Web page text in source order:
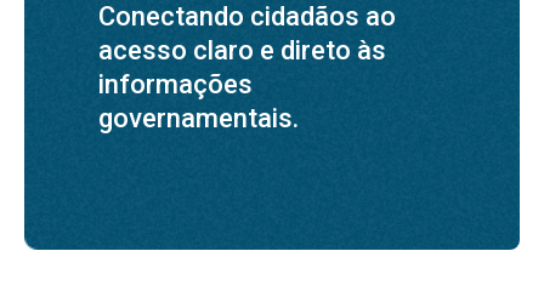
Conectando cidadãos ao
acesso claro e direto às
informações
governamentais.